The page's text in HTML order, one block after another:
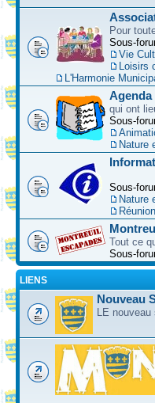
Pour
Sous-
Vie
Loisirs
L'Harmonie
Agenda
qui ont
Sous-
Nature
Sous-
Nature
Tout ce
Sous-
LIENS
Nouveau
LE